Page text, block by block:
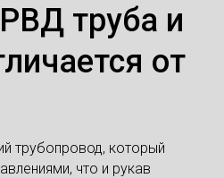
труба и
от
трубопровод, который
что и рукав